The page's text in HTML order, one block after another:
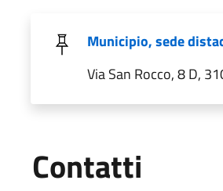
Municipio, sede
Via San Rocco, 8 D,
Contatti